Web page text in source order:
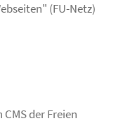
(FU-Netz)
der Freien